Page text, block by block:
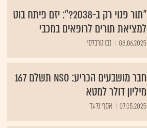
למציאת תורים לרופאים במכבי
08.06.2025 נבו טרבלסי
מיליון דולר למטא
07.05.2025 אסף גלעד